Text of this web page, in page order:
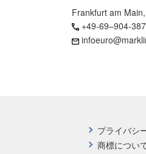
Frankfurt am
+49-69–904-
プライバシ
商標につい